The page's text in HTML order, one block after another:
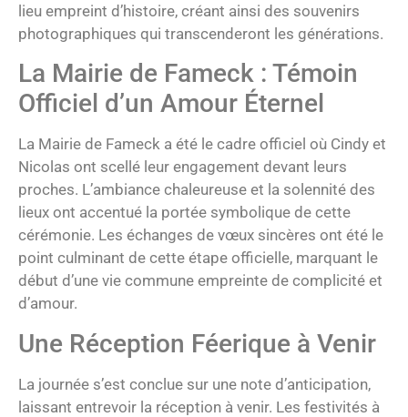
lieu empreint d’histoire, créant ainsi des souvenirs
photographiques qui transcenderont les générations.
La Mairie de Fameck : Témoin
Officiel d’un Amour Éternel
La Mairie de Fameck a été le cadre officiel où Cindy et
Nicolas ont scellé leur engagement devant leurs
proches. L’ambiance chaleureuse et la solennité des
lieux ont accentué la portée symbolique de cette
cérémonie. Les échanges de vœux sincères ont été le
point culminant de cette étape officielle, marquant le
début d’une vie commune empreinte de complicité et
d’amour.
Une Réception Féerique à Venir
La journée s’est conclue sur une note d’anticipation,
laissant entrevoir la réception à venir. Les festivités à